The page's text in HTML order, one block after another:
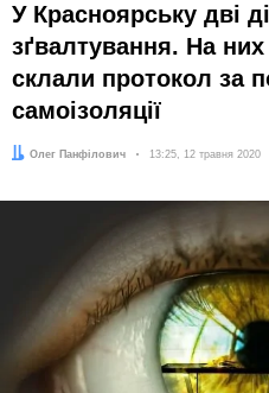
У Красноярську дві
зґвалтування. На них
склали протокол за
самоізоляції
Автор:
Олег Панфілович Дата:
13:25, 12 травня 2020